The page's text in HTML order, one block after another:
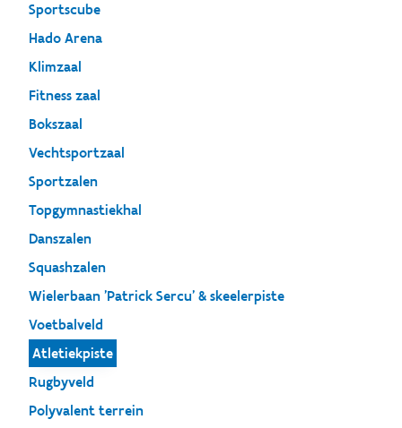
Sportscube
Hado Arena
Klimzaal
Fitness zaal
Bokszaal
Vechtsportzaal
Sportzalen
Topgymnastiekhal
Danszalen
Squashzalen
Wielerbaan 'Patrick Sercu' & skeelerpiste
Voetbalveld
Atletiekpiste
Rugbyveld
Polyvalent terrein